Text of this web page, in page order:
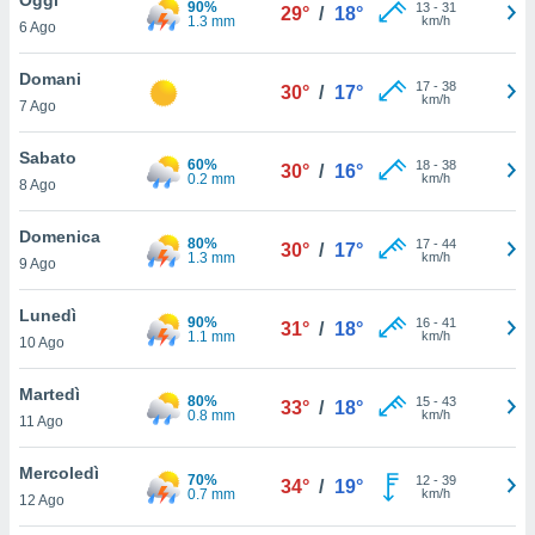
è
al sito
di
ci
di
il
un
la
nella
6 Ago
90%
1.3 mm
29° / 18° 13- 31
km/h
Domani
7 Ago
30° / 17° 17- 38
km/h
Sabato
8 Ago
60%
0.2 mm
30° / 16° 18- 38
km/h
Domenica
9 Ago
80%
1.3 mm
30° / 17° 17- 44
km/h
Lunedì
10 Ago
90%
1.1 mm
31° / 18° 16- 41
km/h
Martedì
11 Ago
80%
0.8 mm
33° / 18° 15- 43
km/h
Mercoledì
12 Ago
70%
0.7 mm
34° / 19° 12- 39
km/h